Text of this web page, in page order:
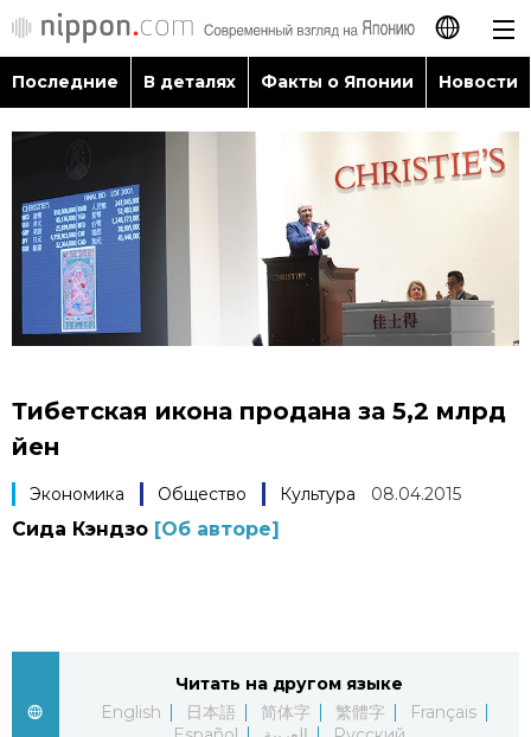
日本語
Français
Последние
В деталях
Путеводитель по Японии
Люди
Популярные статьи
Последние В деталях Факты о Японии Новости
Тибетская икона продана за 5,2 млрд
йен
Экономика Общество Культура 08.04.2015
Сида Кэндзо [Об авторе]
Читать на другом языке
English
日本語 简体字 繁體字
Français